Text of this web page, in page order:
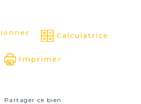
Calculatrice
Imprimer
Partager ce bien